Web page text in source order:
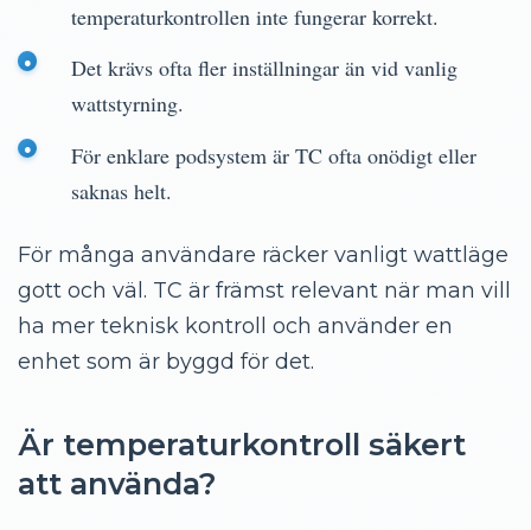
temperaturkontrollen inte fungerar korrekt.
Det krävs ofta fler inställningar än vid vanlig
wattstyrning.
För enklare podsystem är TC ofta onödigt eller
saknas helt.
För många användare räcker vanligt wattläge
gott och väl. TC är främst relevant när man vill
ha mer teknisk kontroll och använder en
enhet som är byggd för det.
Är temperaturkontroll säkert
att använda?